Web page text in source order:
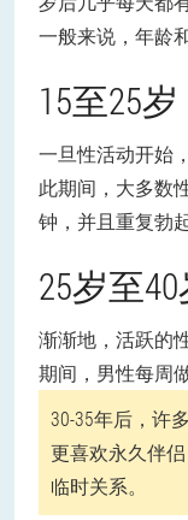
一般来说，年龄
15至25岁
一旦性活动开始
此期间，大多数
钟，并且重复勃
25岁至40
渐渐地，活跃的
期间，男性每周
30-35年后，许
更喜欢永久伴
临时关系。